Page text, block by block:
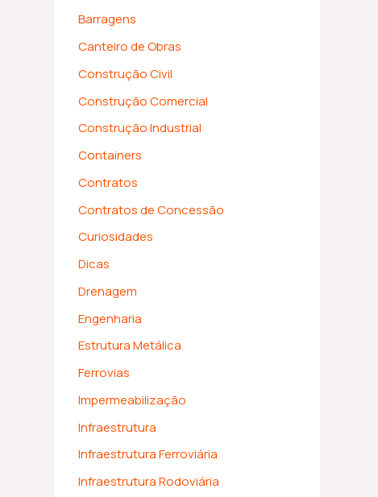
Barragens
Canteiro de Obras
Construção Civil
Construção Comercial
Construção Industrial
Containers
Contratos
Contratos de Concessão
Curiosidades
Dicas
Drenagem
Engenharia
Estrutura Metálica
Ferrovias
Impermeabilização
Infraestrutura
Infraestrutura Ferroviária
Infraestrutura Rodoviária